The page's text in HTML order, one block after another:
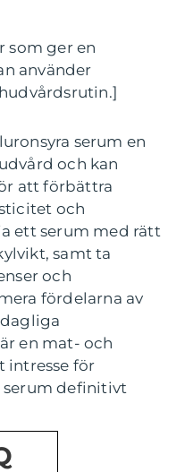
som ger en
använder
serum en
och kan
att förbättra
och
ett serum med rätt
samt ta
och
fördelarna av
en mat- och
intresse för
serum definitivt